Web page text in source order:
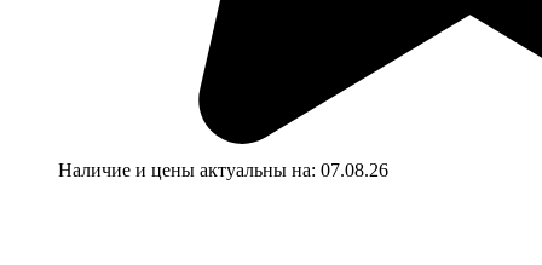
Наличие и цены актуальны на: 07.08.26